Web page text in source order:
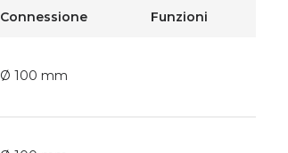
Connessione Funzioni
Ø 100 mm